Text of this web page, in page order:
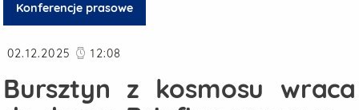
Konferencje prasowe
Data publikacji
02.12.2025 12:08
Bursztyn z kosmosu wraca